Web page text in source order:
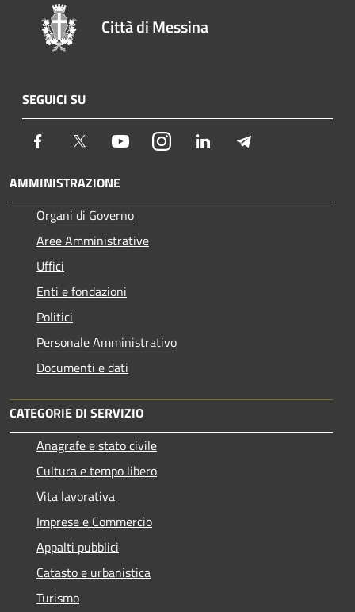
Città di Messina
SEGUICI SU
Facebook Twitter YoutubeInstagram LinkedIn
AMMINISTRAZIONE
Organi di Governo
Aree Amministrative
Uffici
Enti e fondazioni
Politici
Personale Amministrativo
Documenti e dati
CATEGORIE DI SERVIZIO
Anagrafe e stato civile
Cultura e tempo libero
Vita lavorativa
Imprese e Commercio
Appalti pubblici
Catasto e urbanistica
Turismo